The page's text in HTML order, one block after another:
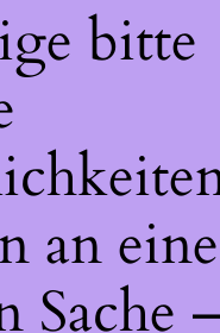
bitte
an
Sache